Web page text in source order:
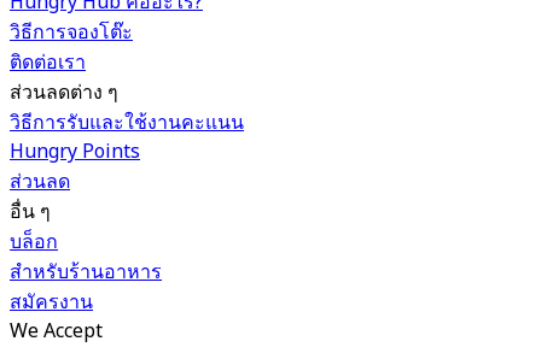
วิธีการจองโต๊ะ
ติดต่อเรา
ส่วนลดต่าง ๆ
วิธีการรับและใช้งานคะแนน
Hungry Points
ส่วนลด
อื่น ๆ
บล็อก
สำหรับร้านอาหาร
สมัครงาน
We Accept